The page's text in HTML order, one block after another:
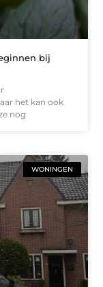
bij
het kan ook
nog
WONINGEN